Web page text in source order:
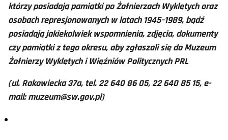
którzy posiadają pamiątki po Żołnierzach Wyklętych oraz
osobach represjonowanych w latach 1945–1989, bądź
posiadają jakiekolwiek wspomnienia, zdjęcia, dokumenty
czy pamiątki z tego okresu, aby zgłaszali się do Muzeum
Żołnierzy Wyklętych i Więźniów Politycznych PRL
(ul. Rakowiecka 37a, tel. 22 640 86 05, 22 640 85 15, e-
mail: muzeum@sw.gov.pl)